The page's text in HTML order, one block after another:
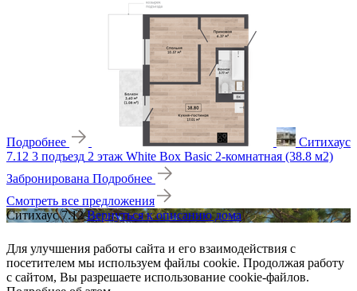
Подробнее
Ситихаус
7.12 3 подъезд 2 этаж White Box Basic 2-комнатная (38.8 м2)
Забронирована Подробнее
Смотреть все предложения
Ситихаус 7.12 Вернуться к описанию дома
Для улучшения работы сайта и его взаимодействия с
посетителем мы используем файлы cookie. Продолжая работу
с сайтом, Вы разрешаете использование cookie-файлов.